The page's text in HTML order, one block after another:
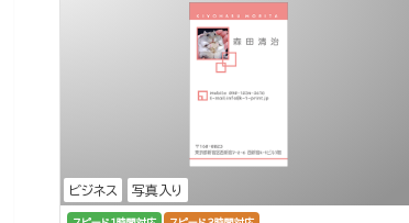
ビジネス 写真入り